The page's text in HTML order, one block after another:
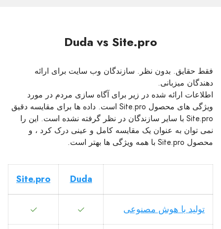
Duda vs Site.pro
فقط حقایق. بدون نظر. سازندگان وب سایت برای ارائه
دهندگان میزبانی.
اطلاعات ارائه شده در زیر برای آگاه سازی مردم در مورد
ویژگی های محصول Site.pro است. داده ها برای مقایسه دقیق
Site.pro با سایر سازندگان در نظر گرفته نشده است. این را
نمی توان به عنوان یک مقایسه کامل و عینی درک کرد ، و
محصول Site.pro با همه ویژگی ها بهتر است.
Duda
Site.pro
تولید با هوش مصنوعی